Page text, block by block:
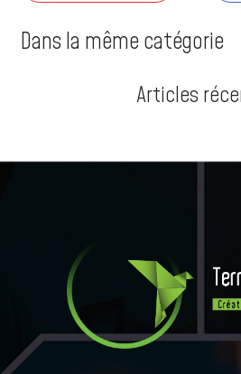
Dans la même catégorie
Articles